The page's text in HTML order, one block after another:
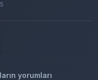
yorumları